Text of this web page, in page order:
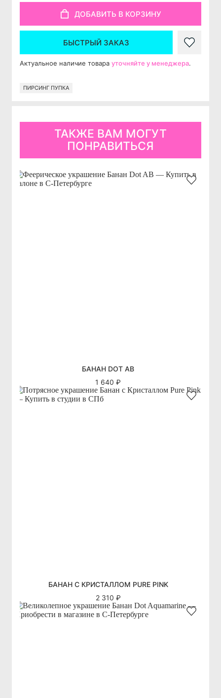
ДОБАВИТЬ В КОРЗИНУ
БЫСТРЫЙ ЗАКАЗ
Актуальное наличие товара уточняйте у менеджера.
ПИРСИНГ ПУПКА
ТАКЖЕ ВАМ МОГУТ
ПОНРАВИТЬСЯ
БАНАН DOT AB
1 640 ₽
БАНАН С КРИСТАЛЛОМ PURE PINK
2 310 ₽